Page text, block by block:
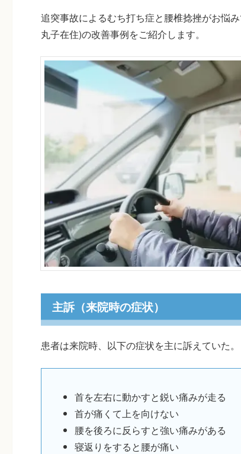
追突事故によるむち打ち症と腰椎捻挫がお悩
丸子在住)の改善事例をご紹介します。
主訴（来院時の症状）
患者は来院時、以下の症状を主に訴えていた。
首を左右に動かすと鋭い痛みが走る
首が痛くて上を向けない
腰を後ろに反らすと強い痛みがある
寝返りをすると腰が痛い